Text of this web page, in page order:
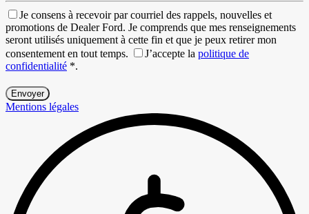
Je consens à recevoir par courriel des rappels, nouvelles et
promotions de Dealer Ford. Je comprends que mes renseignements
seront utilisés uniquement à cette fin et que je peux retirer mon
consentement en tout temps.
J’accepte la politique de
confidentialité *.
Mentions légales